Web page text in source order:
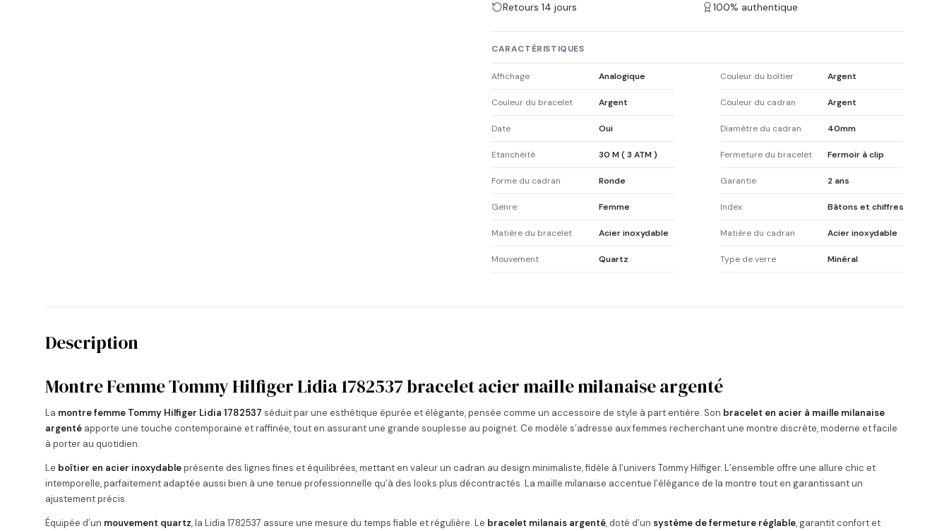
Retours 14 jours
100% authentique
CARACTÉRISTIQUES
Affichage Analogique Couleur du boîtier Argent
Couleur du bracelet Argent Couleur du cadran Argent
Date Oui Diamètre du cadran 40mm
Etanchéité 30 M ( 3 ATM ) Fermeture du bracelet Fermoir à clip
Forme du cadran Ronde Garantie 2 ans
Genre Femme Index Bâtons et chiffres
Matière du bracelet Acier inoxydable Matière du cadran Acier inoxydable
Mouvement Quartz Type de verre Minéral
Description
Montre Femme Tommy Hilfiger Lidia 1782537 bracelet acier maille milanaise argenté
La montre femme Tommy Hilfiger Lidia 1782537 séduit par une esthétique épurée et élégante, pensée comme un accessoire de style à part entière. Son bracelet en acier à maille milanaise
argenté apporte une touche contemporaine et raffinée, tout en assurant une grande souplesse au poignet. Ce modèle s’adresse aux femmes recherchant une montre discrète, moderne et facile
à porter au quotidien.
Le boîtier en acier inoxydableprésente des lignes fines et équilibrées, mettant en valeur un cadran au design minimaliste, fidèle à l’univers Tommy Hilfiger. L’ensemble offre une allure chic et
intemporelle, parfaitement adaptée aussi bien à une tenue professionnelle qu’à des looks plus décontractés. La maille milanaise accentue l’élégance de la montre tout en garantissant un
ajustement précis.
Équipée d’un mouvement quartz, la Lidia 1782537 assure une mesure du temps fiable et régulière. Le bracelet milanais argenté, doté d’un système de fermeture réglable, garantit confort et